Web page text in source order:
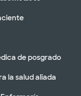
de posgrado
la salud aliada